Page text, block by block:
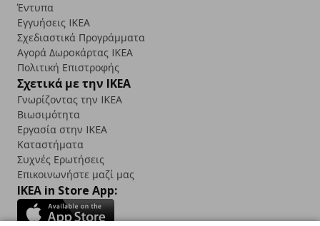
Έντυπα
Εγγυήσεις IKEA
Σχεδιαστικά Προγράμματα
Αγορά Δωρoκάρτας IKEA
Πολιτική Επιστροφής
Σχετικά με την IKEA
Γνωρίζοντας την IKEA
Βιωσιμότητα
Εργασία στην IKEA
Καταστήματα
Συχνές Ερωτήσεις
Επικοινωνήστε μαζί μας
IKEA in Store App: